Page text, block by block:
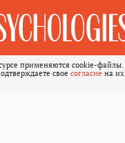
применяются cookie-файлы.
свое согласие на их